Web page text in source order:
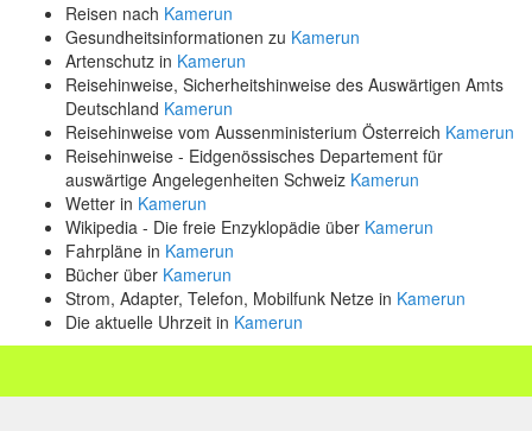
Reisen nach Kamerun
Gesundheitsinformationen zu Kamerun
Artenschutz in Kamerun
Reisehinweise, Sicherheitshinweise des Auswärtigen Amts
Deutschland Kamerun
Reisehinweise vom Aussenministerium Österreich Kamerun
Reisehinweise - Eidgenössisches Departement für
auswärtige Angelegenheiten Schweiz Kamerun
Wetter in Kamerun
Wikipedia - Die freie Enzyklopädie über Kamerun
Fahrpläne in Kamerun
Bücher über Kamerun
Strom, Adapter, Telefon, Mobilfunk Netze in Kamerun
Die aktuelle Uhrzeit in Kamerun